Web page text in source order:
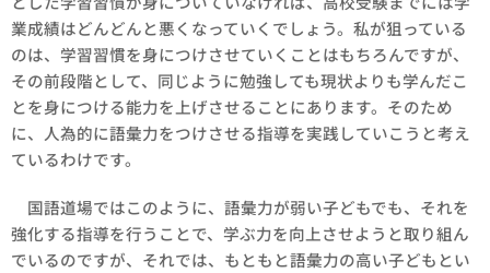
業成績はどんどんと悪くなっていくでしょう。私が狙っている
のは、学習習慣を身につけさせていくことはもちろんですが、
その前段階として、同じように勉強しても現状よりも学んだこ
とを身につける能力を上げさせることにあります。そのため
に、人為的に語彙力をつけさせる指導を実践していこうと考え
ているわけです。
国語道場ではこのように、語彙力が弱い子どもでも、それを
強化する指導を行うことで、学ぶ力を向上させようと取り組ん
でいるのですが、それでは、もともと語彙力の高い子どもとい